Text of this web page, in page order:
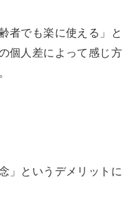
者でも楽に使える」と
個人差によって感じ方
」というデメリットに